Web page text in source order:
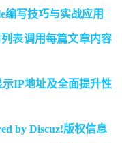
写技巧与实战应用
表调用每篇文章内容
IP地址及全面提升性
by Discuz!版权信息